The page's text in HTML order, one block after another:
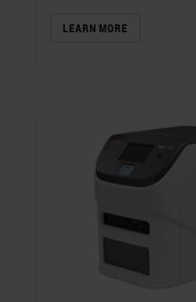
LEARN MORE